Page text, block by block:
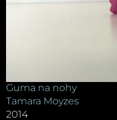
Guma na nohy
Tamara Moyzes
2014